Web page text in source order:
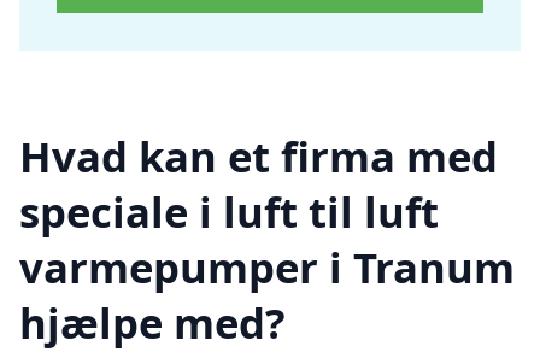
Hvad kan et firma med
speciale i luft til luft
varmepumper i Tranum
hjælpe med?